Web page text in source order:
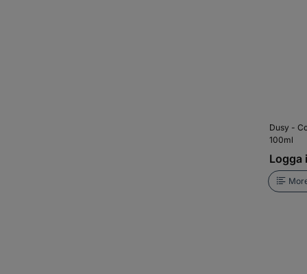
Dusy -
100ml
Logga